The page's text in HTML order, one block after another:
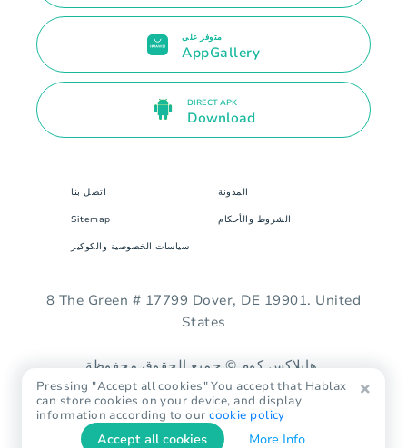
متوفر على
AppGallery
DIRECT APK
Download
اتصل بنا المدونة
Sitemap الشروط والأحكام
سياسات الخصوصية والكوكيز
8 The Green # 17799 Dover, DE 19901. United
States
Pressing "Accept all cookies" You accept that Hablax
can store cookies on your device, and display
information according to ourcookie policy
Accept all cookies More Info